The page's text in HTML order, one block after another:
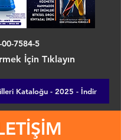
7584-5
İçin Tıklayın
Kataloğu - 2025 - İndir